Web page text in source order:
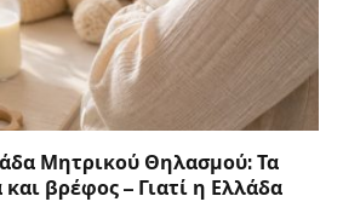
Μητρικού Θηλασμού: Τα
βρέφος – Γιατί η Ελλάδα